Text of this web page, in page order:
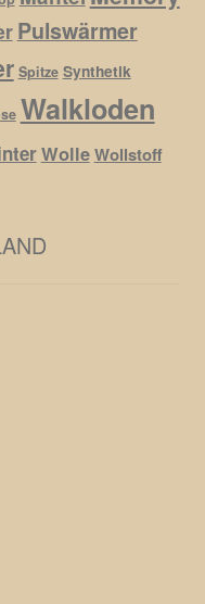
Pulswärmer
Spitze Synthetik
Walkloden
WolleWollstoff